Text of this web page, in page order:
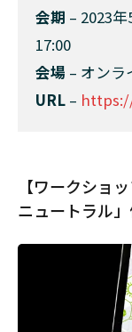
会期 – 2023
17:00
会場 – オンラ
URL –
【ワークショ
ニュートラル